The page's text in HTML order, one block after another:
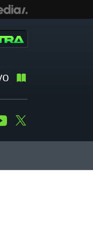
Youtube